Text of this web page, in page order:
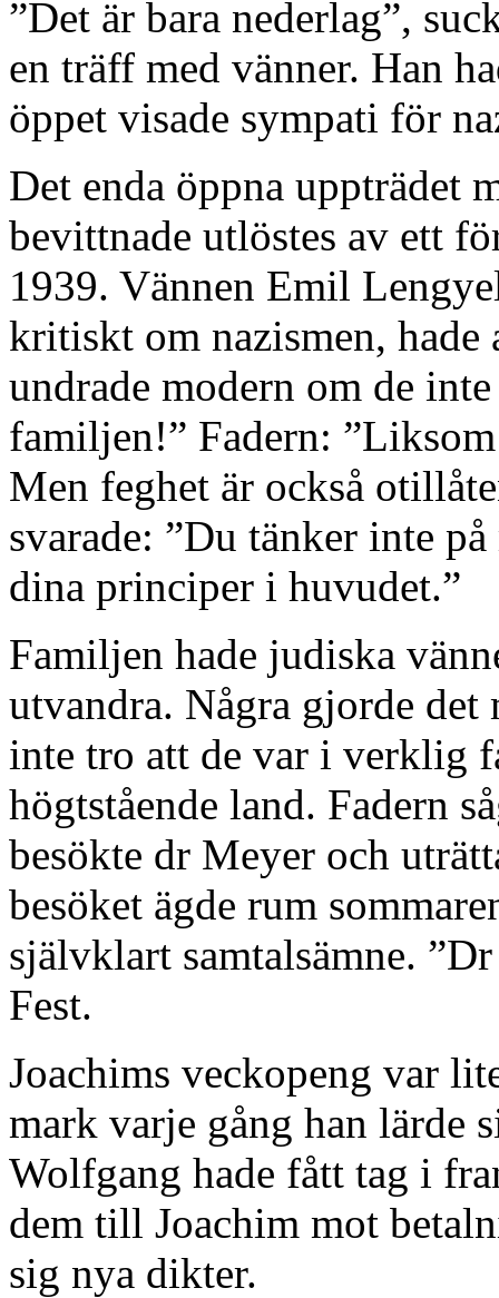
”Det är bara nederlag”,
en träff med vänner. Han
öppet visade sympati för
Det enda öppna uppträdet
bevittnade utlöstes av ett
1939. Vännen Emil
kritiskt om nazismen, hade
undrade modern om de
familjen!” Fadern:
Men feghet är också
svarade: ”Du tänker inte
dina principer i huvudet.”
Familjen hade judiska
utvandra. Några gjorde det
inte tro att de var i verklig
högtstående land. Fadern
besökte dr Meyer och
besöket ägde rum
självklart samtalsämne.
Fest.
Joachims veckopeng var
mark varje gång han
Wolfgang hade fått tag i
dem till Joachim mot
sig nya dikter.